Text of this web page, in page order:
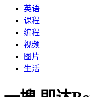
英语
课程
编程
视频
图片
生活